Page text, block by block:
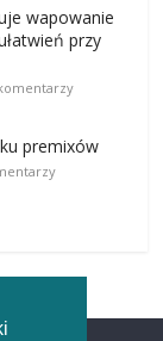
wapowanie
przy
premixów